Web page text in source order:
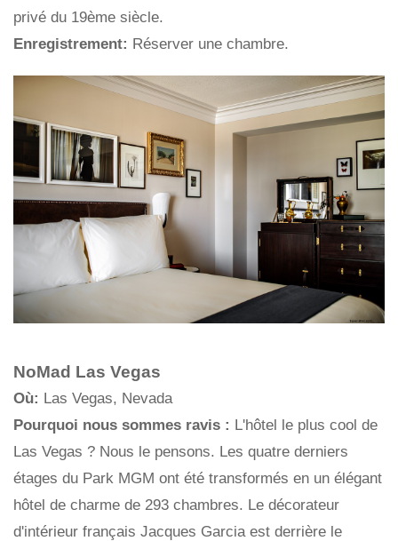
privé du 19ème siècle.
Enregistrement: Réserver une chambre.
NoMad Las Vegas
Où: Las Vegas, Nevada
Pourquoi nous sommes ravis : L'hôtel le plus cool de
Las Vegas ? Nous le pensons. Les quatre derniers
étages du Park MGM ont été transformés en un élégant
hôtel de charme de 293 chambres. Le décorateur
d'intérieur français Jacques Garcia est derrière le